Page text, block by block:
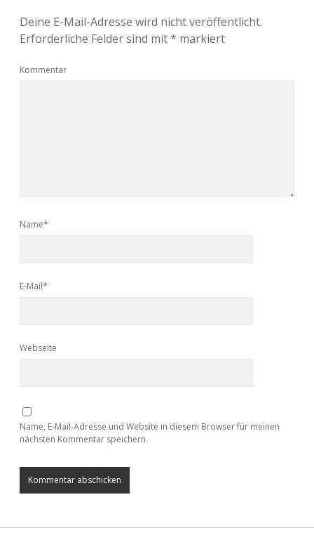
Deine E-Mail-Adresse wird nicht veröffentlicht.
Erforderliche Felder sind mit* markiert
Kommentar
Name*
E-Mail*
Webseite
Name, E-Mail-Adresse und Website in diesem Browser für meinen
nächsten Kommentar speichern.